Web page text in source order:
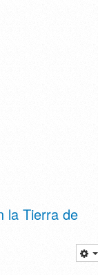
la Tierra de